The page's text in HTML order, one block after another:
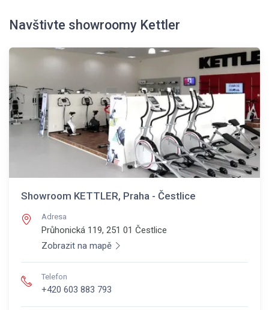
Navštivte showroomy Kettler
Showroom KETTLER, Praha - Čestlice
Adresa
Průhonická 119, 251 01 Čestlice
Zobrazit na mapě
Telefon
+420 603 883 793